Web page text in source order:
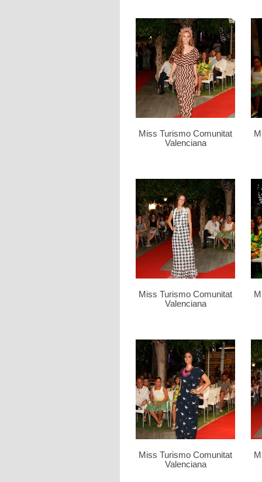
Miss Turismo Comunitat
Valenciana
Miss Turismo Comunitat
Valenciana
Miss Turismo Comunitat
Valenciana